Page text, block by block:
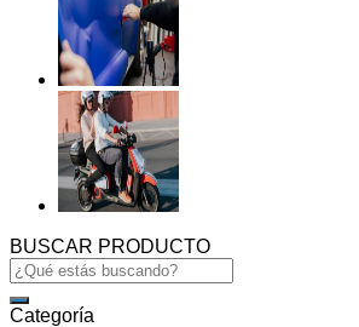
BUSCAR PRODUCTO
Search
for:
Categoría